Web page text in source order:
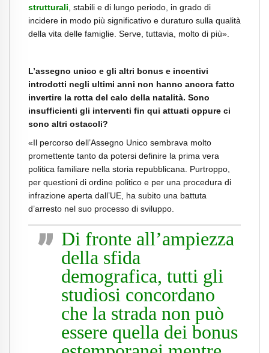
strutturali, stabili e di lungo periodo, in grado di
incidere in modo più significativo e duraturo sulla qualità
della vita delle famiglie. Serve, tuttavia, molto di più».
L’assegno unico e gli altri bonus e incentivi
introdotti negli ultimi anni non hanno ancora fatto
invertire la rotta del calo della natalità. Sono
insufficienti gli interventi fin qui attuati oppure ci
sono altri ostacoli?
«Il percorso dell’Assegno Unico sembrava molto
promettente tanto da potersi definire la prima vera
politica familiare nella storia repubblicana. Purtroppo,
per questioni di ordine politico e per una procedura di
infrazione aperta dall’UE, ha subito una battuta
d’arresto nel suo processo di sviluppo.
Di fronte all’ampiezza
della sfida
demografica, tutti gli
studiosi concordano
che la strada non può
essere quella dei bonus